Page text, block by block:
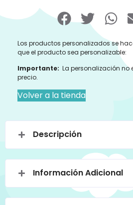
Los productos personalizados se
que el producto sea personalizable:
Importante: La personalización no
precio.
Volver a la tienda
Descripción
Información Adicional